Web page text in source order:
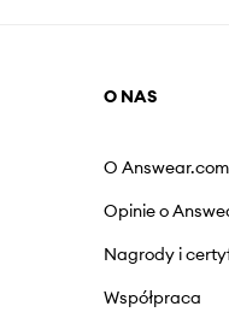
O NAS
O Answear.com
Opinie o
Nagrody i
Współpraca